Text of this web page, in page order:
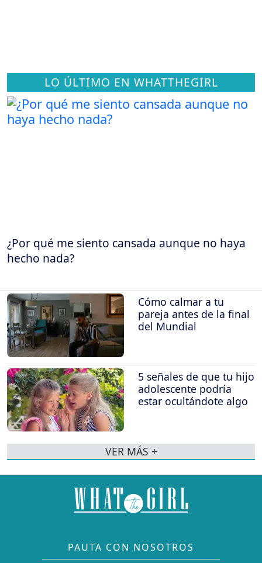
LO ÚLTIMO EN WHATTHEGIRL
¿Por qué me siento cansada aunque no haya
hecho nada?
Cómo calmar a tu
pareja antes de la final
del Mundial
5 señales de que tu hijo
adolescente podría
estar ocultándote algo
VER MÁS +
PAUTA CON NOSOTROS